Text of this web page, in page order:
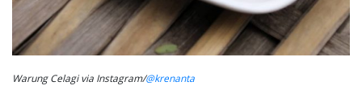
Warung Celagi via Instagram/@krenanta